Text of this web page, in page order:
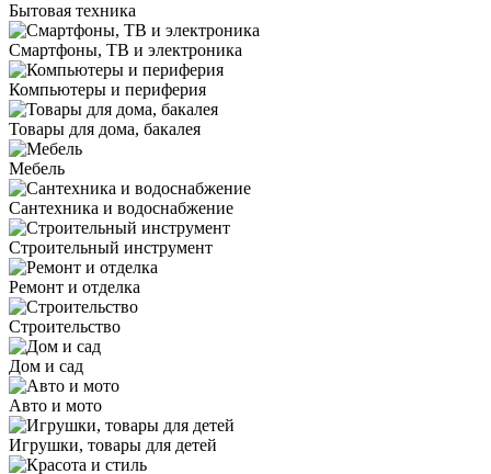
Бытовая техника
Смартфоны, ТВ и электроника
Компьютеры и периферия
Товары для дома, бакалея
Мебель
Сантехника и водоснабжение
Строительный инструмент
Ремонт и отделка
Строительство
Дом и сад
Авто и мото
Игрушки, товары для детей